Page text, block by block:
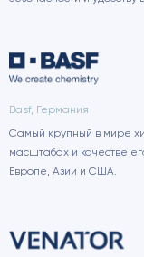
Basf, Германия
Самый крупный в мире
масштабах и качестве
Европе, Азии и США.